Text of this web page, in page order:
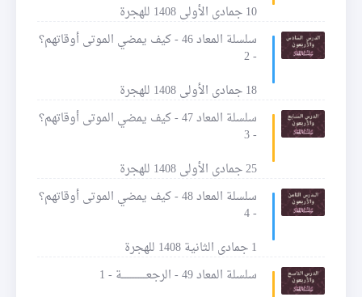
10 جمادى الأولى 1408 للهجرة
سلسلة المعاد 46 - كيف يمضي الموتى أوقاتهم؟
- 2
18 جمادى الأولى 1408 للهجرة
سلسلة المعاد 47 - كيف يمضي الموتى أوقاتهم؟
- 3
25 جمادى الأولى 1408 للهجرة
سلسلة المعاد 48 - كيف يمضي الموتى أوقاتهم؟
- 4
1 جمادى الثانية 1408 للهجرة
سلسلة المعاد 49 - الرجعـــــــــــــــة - 1